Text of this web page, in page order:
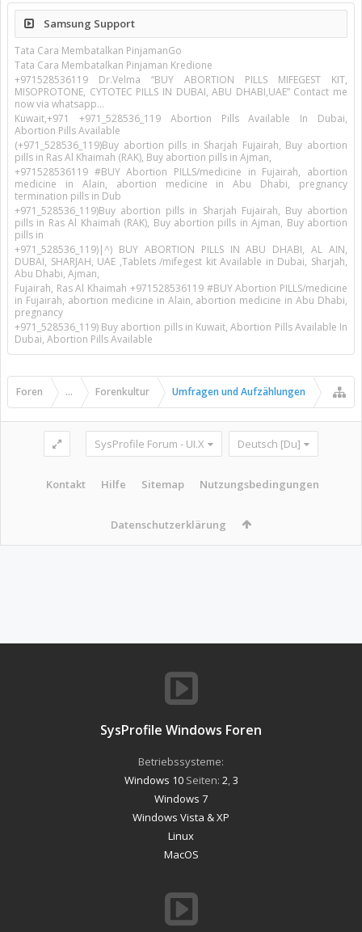
Samsung Support
Tata Cara Membatalkan PinjamanGo
Tata Cara Membatalkan Pinjaman Kredione
+971528536119 Dr.Velma “BUY ABORTION PILLS MIFEGEST KIT,
MISOPROTONE, CYTOTEC PILLS IN DUBAI, ABU DHABI,UAE” Contact me
now via whatsapp…
Kuwait,+971 +971_528536_119 Abortion Pills Available In Dubai,
Abortion Pills Available
(+971_528536_119)Buy abortion pills in Sharjah Fujairah, Buy abortion
pills in Ras Al Khaimah (RAK), Buy abortion pills in Ajman,
+971528536119 #BUY Abortion PILLS/medicine in Fujairah, abortion
medicine in Alain, abortion medicine in Abu Dhabi, pregnancy
termination pills in Dub
+971_528536_119)Buy abortion pills in Sharjah Fujairah, Buy abortion
pills in Ras Al Khaimah (RAK), Buy abortion pills in Ajman, Buy abortion
pills in
+971_528536_119)|^) BUY ABORTION PILLS IN ABU DHABI, AL AIN,
DUBAI, SHARJAH, UAE ,Tablets /mifegest kit Available in Dubai, Sharjah,
Abu Dhabi, Ajman,
Fujairah, Ras Al Khaimah +971528536119 #BUY Abortion PILLS/medicine
in Fujairah, abortion medicine in Alain, abortion medicine in Abu Dhabi,
pregnancy
+971_528536_119) Buy abortion pills in Kuwait, Abortion Pills Available In
Dubai, Abortion Pills Available
Foren ... Forenkultur Umfragen und Aufzählungen
SysProfile Forum - UI.X Deutsch [Du]
Kontakt Hilfe Sitemap Nutzungsbedingungen
Datenschutzerklärung
SysProfile Windows Foren
Betriebssysteme:
Windows 10Seiten: 2 3
Windows 7
Windows Vista & XP
Linux
MacOS